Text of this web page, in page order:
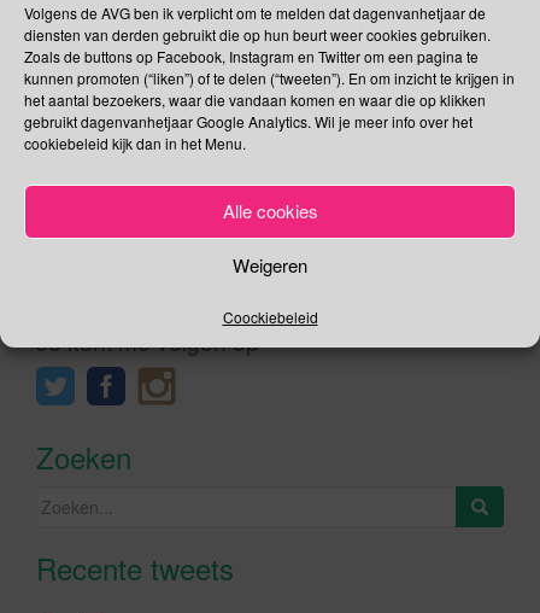
Volgens de AVG ben ik verplicht om te melden dat dagenvanhetjaar de
diensten van derden gebruikt die op hun beurt weer cookies gebruiken.
Zoals de buttons op Facebook, Instagram en Twitter om een pagina te
kunnen promoten (“liken”) of te delen (“tweeten”). En om inzicht te krijgen in
het aantal bezoekers, waar die vandaan komen en waar die op klikken
gebruikt dagenvanhetjaar Google Analytics. Wil je meer info over het
cookiebeleid kijk dan in het Menu.
Alle cookies
Weigeren
Coockiebeleid
viert Aardbeiendag haar tienjarig jubileum in 1931
Congrescentrum Brabanthallen te ‘s-Hertogenbosch. Een
dag met interessante lezingen over […]
Je kunt me volgen op
Zoeken
Zoeken
Recente tweetsKlik om marketing cookies te